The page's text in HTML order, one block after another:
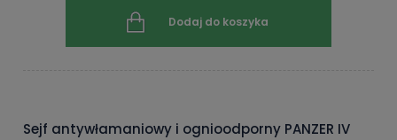
Dodaj do koszyka
Sejf antywłamaniowy i ognioodporny PANZER IV